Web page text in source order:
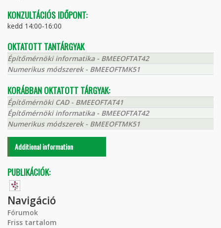
KONZULTÁCIÓS IDŐPONT:
kedd 14:00-16:00
OKTATOTT TANTÁRGYAK
Építőmérnöki informatika - BMEEOFTAT42
Numerikus módszerek - BMEEOFTMK51
KORÁBBAN OKTATOTT TÁRGYAK:
Építőmérnöki CAD - BMEEOFTAT41
Építőmérnöki informatika - BMEEOFTAT42
Numerikus módszerek - BMEEOFTMK51
Additional information
PUBLIKÁCIÓK:
Navigáció
Fórumok
Friss tartalom